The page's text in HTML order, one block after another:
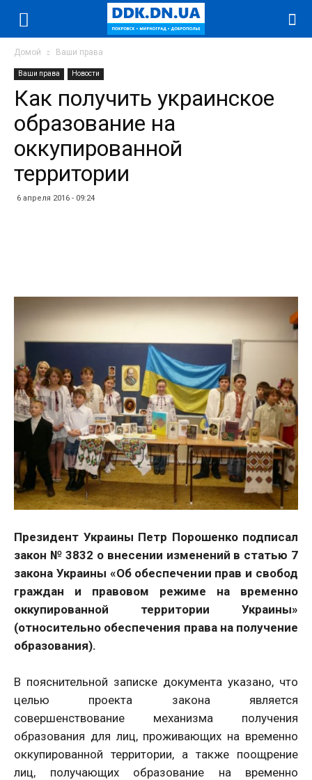
Домой Ваши права
Ваши права Новости
Как получить украинское
образование на
оккупированной
территории
6 апреля 2016 - 09:24
Президент Украины Петр Порошенко подписал
закон № 3832 о внесении изменений в статью 7
закона Украины «Об обеспечении прав и свобод
граждан и правовом режиме на временно
оккупированной территории Украины»
(относительно обеспечения права на получение
образования).
В пояснительной записке документа указано, что
целью проекта закона является
совершенствование механизма получения
образования для лиц, проживающих на временно
оккупированной территории, а также поощрение
лиц, получающих образование на временно